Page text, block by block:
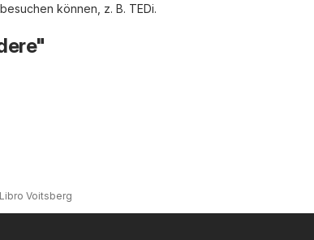
besuchen können, z. B. TEDi.
Libro Voitsberg